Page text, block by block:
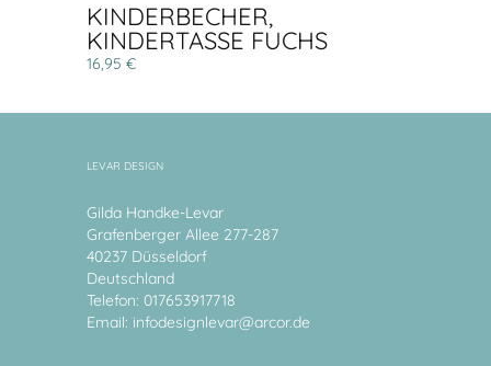
KINDERBECHER,
KINDERTASSE FUCHS
16,95 €
LEVAR DESIGN
Gilda Handke-Levar
Grafenberger Allee 277-287
40237 Düsseldorf
Deutschland
Telefon: 017653917718
Email: infodesignlevar@arcor.de